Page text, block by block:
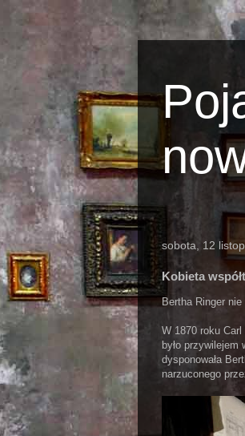
sobota, 12
Kobieta
Bertha Ringer
W 1870 roku
było przywilejem
dysponowała
narzuconego